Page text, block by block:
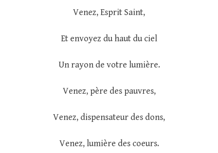
Venez, Esprit Saint,
Et envoyez du haut du ciel
Un rayon de votre lumière.
Venez, père des pauvres,
Venez, dispensateur des dons,
Venez, lumière des coeurs.